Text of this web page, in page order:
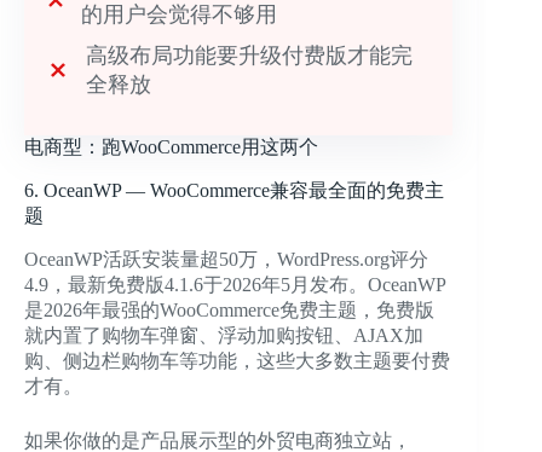
的用户会觉得不够用
高级布局功能要升级付费版才能完
全释放
电商型：跑WooCommerce用这两个
6. OceanWP — WooCommerce兼容最全面的免费主
题
OceanWP活跃安装量超50万，WordPress.org评分
4.9，最新免费版4.1.6于2026年5月发布。OceanWP
是2026年最强的WooCommerce免费主题，免费版
就内置了购物车弹窗、浮动加购按钮、AJAX加
购、侧边栏购物车等功能，这些大多数主题要付费
才有。
如果你做的是产品展示型的外贸电商独立站，